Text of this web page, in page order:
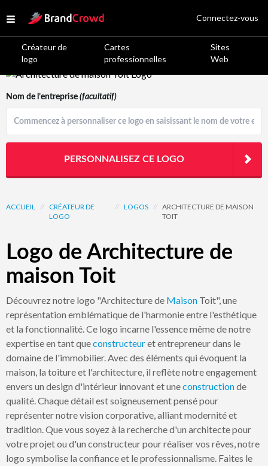
Open menu
Site Logo
Créateur de
logo
Cartes
professionnelles
Sites
Web
Connectez-vous
Logo Template Preview
ACCUEIL // CRÉATEUR DE
LOGO
// LOGOS // ARCHITECTURE DE MAISON
TOIT
Logo de Architecture de
maison Toit
Découvrez notre logo "Architecture de Maison Toit", une
représentation emblématique de l'harmonie entre l'esthétique
et la fonctionnalité. Ce logo incarne l'essence même de notre
expertise en tant queconstructeuret entrepreneur dans le
domaine de l'immobilier. Avec des éléments qui évoquent la
maison, la toiture et l'architecture, il reflète notre engagement
envers un design d'intérieur innovant et uneconstructionde
qualité. Chaque détail est soigneusement pensé pour
représenter notre vision corporative, alliant modernité et
tradition. Que vous soyez à la recherche d'un architecte pour
votre projet ou d'un constructeur pour réaliser vos rêves, notre
logo symbolise la confiance et le professionnalisme. Faites le
Nom de l’entreprise (facultatif)
PERSONNALISEZ CE LOGO